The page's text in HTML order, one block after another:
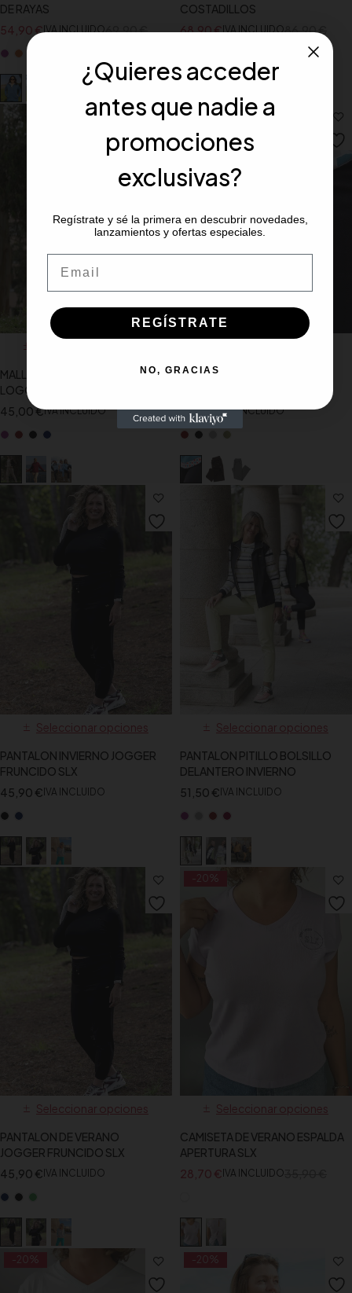
DE RAYAS
69,90€
54,90 €IVA INCLUIDO
COSTADILLOS
86,90€
68,90€IVA INCLUIDO
MALLA DE INVIERNO TIRO ALTO
LOGO BORDADO SLX
45,00€IVA INCLUIDO
PANTALÓN RECTO CON TIRO
47,50€IVA INCLUIDO
Seleccionar opciones
PANTALON INVIERNO JOGGER
FRUNCIDO SLX
45,90 € IVA INCLUIDO
Seleccionar opciones
PANTALON PITILLO BOLSILLO
DELANTERO INVIERNO
51,50 € IVA INCLUIDO
Seleccionar opciones
PANTALON DE VERANO
JOGGER FRUNCIDO SLX
45,90 € IVA INCLUIDO
-20%
Seleccionar opciones
CAMISETA DE VERANO ESPALDA
APERTURA SLX
28,70 € IVA INCLUIDO
-20% -20%
¿Quieres acceder
antes que nadie a
promociones
exclusivas?
Regístrate y sé la primera en descubrir novedades,
lanzamientos y ofertas especiales.
REGÍSTRATE
NO, GRACIAS